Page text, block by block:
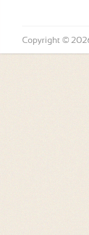
Copyright ©